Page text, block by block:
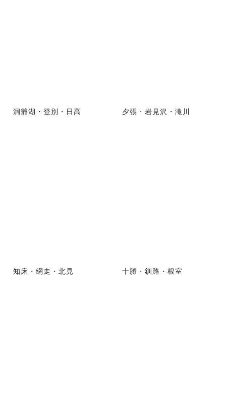
洞爺湖・登別・日高 夕張・岩見沢・滝川
知床・網走・北見 十勝・釧路・根室